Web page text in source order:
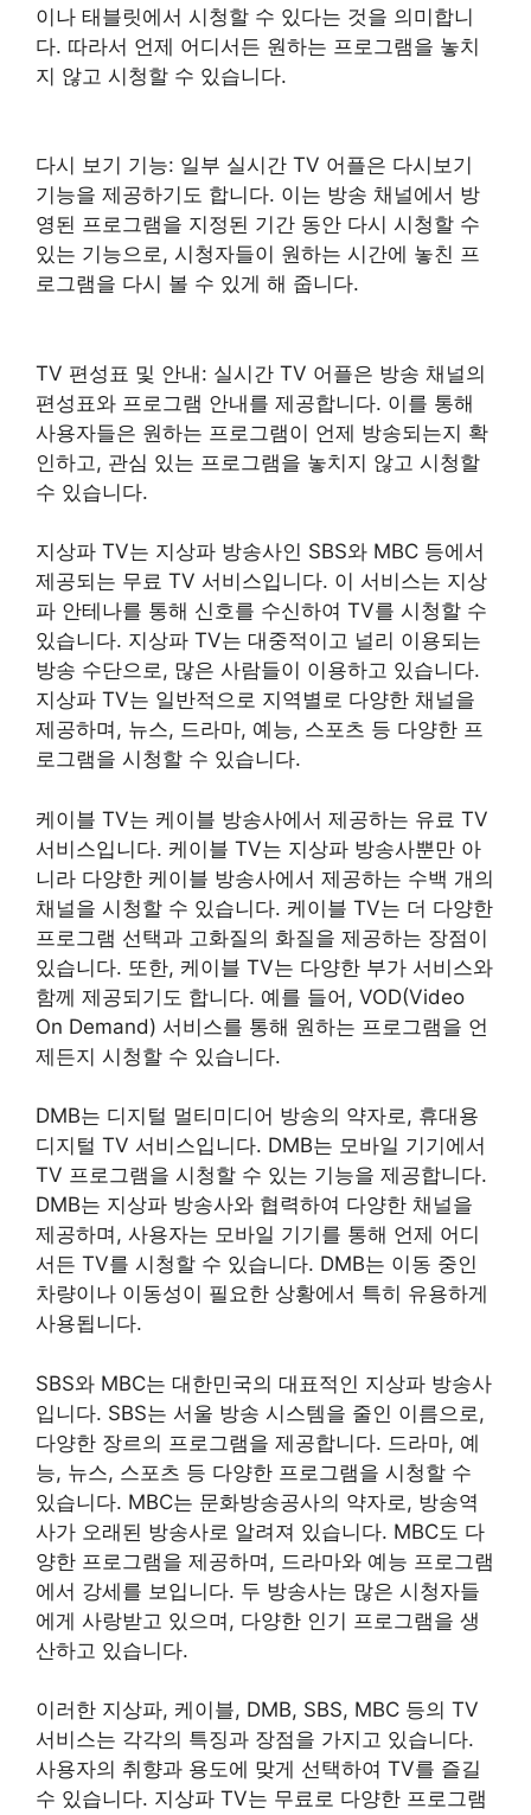
이나 태블릿에서 시청할 수 있다는 것을 의미합니
다. 따라서 언제 어디서든 원하는 프로그램을 놓치
지 않고 시청할 수 있습니다.
다시 보기 기능: 일부 실시간 TV 어플은 다시보기
기능을 제공하기도 합니다. 이는 방송 채널에서 방
영된 프로그램을 지정된 기간 동안 다시 시청할 수
있는 기능으로, 시청자들이 원하는 시간에 놓친 프
로그램을 다시 볼 수 있게 해 줍니다.
TV 편성표 및 안내: 실시간 TV 어플은 방송 채널의
편성표와 프로그램 안내를 제공합니다. 이를 통해
사용자들은 원하는 프로그램이 언제 방송되는지 확
인하고, 관심 있는 프로그램을 놓치지 않고 시청할
수 있습니다.
지상파 TV는 지상파 방송사인 SBS와 MBC 등에서
제공되는 무료 TV 서비스입니다. 이 서비스는 지상
파 안테나를 통해 신호를 수신하여 TV를 시청할 수
있습니다. 지상파 TV는 대중적이고 널리 이용되는
방송 수단으로, 많은 사람들이 이용하고 있습니다.
지상파 TV는 일반적으로 지역별로 다양한 채널을
제공하며, 뉴스, 드라마, 예능, 스포츠 등 다양한 프
로그램을 시청할 수 있습니다.
케이블 TV는 케이블 방송사에서 제공하는 유료 TV
서비스입니다. 케이블 TV는 지상파 방송사뿐만 아
니라 다양한 케이블 방송사에서 제공하는 수백 개의
채널을 시청할 수 있습니다. 케이블 TV는 더 다양한
프로그램 선택과 고화질의 화질을 제공하는 장점이
있습니다. 또한, 케이블 TV는 다양한 부가 서비스와
함께 제공되기도 합니다. 예를 들어, VOD(Video
On Demand) 서비스를 통해 원하는 프로그램을 언
제든지 시청할 수 있습니다.
DMB는 디지털 멀티미디어 방송의 약자로, 휴대용
디지털 TV 서비스입니다. DMB는 모바일 기기에서
TV 프로그램을 시청할 수 있는 기능을 제공합니다.
DMB는 지상파 방송사와 협력하여 다양한 채널을
제공하며, 사용자는 모바일 기기를 통해 언제 어디
서든 TV를 시청할 수 있습니다. DMB는 이동 중인
차량이나 이동성이 필요한 상황에서 특히 유용하게
사용됩니다.
SBS와 MBC는 대한민국의 대표적인 지상파 방송사
입니다. SBS는 서울 방송 시스템을 줄인 이름으로,
다양한 장르의 프로그램을 제공합니다. 드라마, 예
능, 뉴스, 스포츠 등 다양한 프로그램을 시청할 수
있습니다. MBC는 문화방송공사의 약자로, 방송역
사가 오래된 방송사로 알려져 있습니다. MBC도 다
양한 프로그램을 제공하며, 드라마와 예능 프로그램
에서 강세를 보입니다. 두 방송사는 많은 시청자들
에게 사랑받고 있으며, 다양한 인기 프로그램을 생
산하고 있습니다.
이러한 지상파, 케이블, DMB, SBS, MBC 등의 TV
서비스는 각각의 특징과 장점을 가지고 있습니다.
사용자의 취향과 용도에 맞게 선택하여 TV를 즐길
수 있습니다. 지상파 TV는 무료로 다양한 프로그램